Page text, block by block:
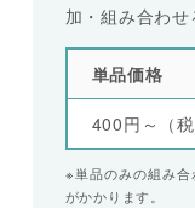
加・組み合わせ
単品価格
400円～（税
※単品のみの組み合
がかかります。